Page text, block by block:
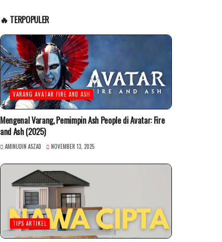
🔥 TERPOPULER
VARANG AVATAR FIRE AND ASH
Mengenal Varang, Pemimpin Ash People di Avatar: Fire
and Ash (2025)
AMINUDIN ASZAD NOVEMBER 13, 2025
TIPS ARTIKEL